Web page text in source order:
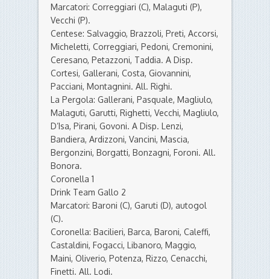
Marcatori: Correggiari (C), Malaguti (P),
Vecchi (P).
Centese: Salvaggio, Brazzoli, Preti, Accorsi,
Micheletti, Correggiari, Pedoni, Cremonini,
Ceresano, Petazzoni, Taddia. A Disp.
Cortesi, Gallerani, Costa, Giovannini,
Pacciani, Montagnini. All. Righi.
La Pergola: Gallerani, Pasquale, Magliulo,
Malaguti, Garutti, Righetti, Vecchi, Magliulo,
D’Isa, Pirani, Govoni. A Disp. Lenzi,
Bandiera, Ardizzoni, Vancini, Mascia,
Bergonzini, Borgatti, Bonzagni, Foroni. All.
Bonora.
Coronella 1
Drink Team Gallo 2
Marcatori: Baroni (C), Garuti (D), autogol
(C).
Coronella: Bacilieri, Barca, Baroni, Caleffi,
Castaldini, Fogacci, Libanoro, Maggio,
Maini, Oliverio, Potenza, Rizzo, Cenacchi,
Finetti. All. Lodi.